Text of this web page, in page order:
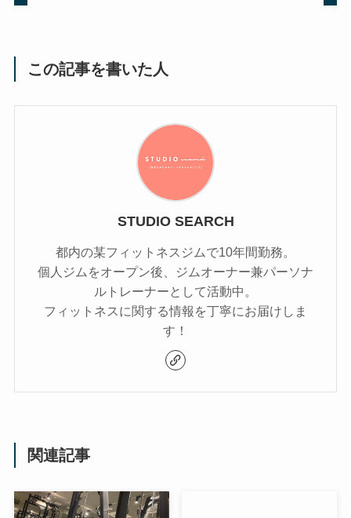
この記事を書いた人
STUDIO SEARCH
都内の某フィットネスジムで10年間勤務。
個人ジムをオープン後、ジムオーナー兼パーソナ
ルトレーナーとして活動中。
フィットネスに関する情報を丁寧にお届けしま
す！
関連記事